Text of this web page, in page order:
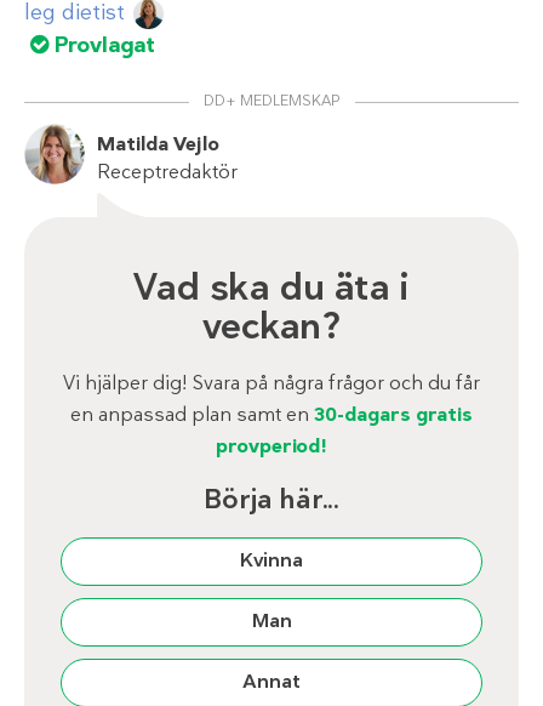
leg dietist
Provlagat
DD+ MEDLEMSKAP
Matilda Vejlo
Receptredaktör
Vad ska du äta i
veckan?
Vi hjälper dig! Svara på några frågor och du får
en anpassad plan samt en 30-dagars gratis
provperiod!
Börja här...
Kvinna
Man
Annat